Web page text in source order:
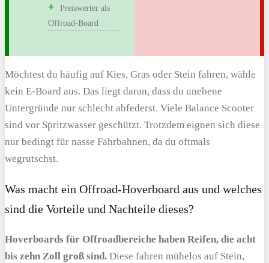
Preiswerter als
Offroad-Board
Möchtest du häufig auf Kies, Gras oder Stein fahren, wähle
kein E-Board aus. Das liegt daran, dass du unebene
Untergründe nur schlecht abfederst. Viele Balance Scooter
sind vor Spritzwasser geschützt. Trotzdem eignen sich diese
nur bedingt für nasse Fahrbahnen, da du oftmals
wegrutschst.
Was macht ein Offroad-Hoverboard aus und welches
sind die Vorteile und Nachteile dieses?
Hoverboards für Offroadbereiche haben Reifen, die acht
bis zehn Zoll groß sind. Diese fahren mühelos auf Stein,